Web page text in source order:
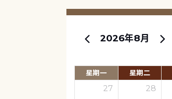
2026年8月
星期一 星期二
27 28